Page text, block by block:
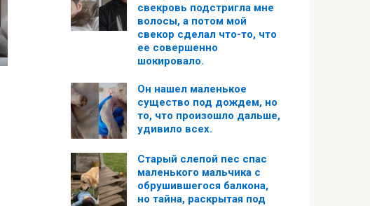
свекровь подстригла мне
волосы, а потом мой
свекор сделал что-то, что
ее совершенно
шокировало.
Он нашел маленькое
существо под дождем, но
то, что произошло дальше,
удивило всех.
Старый слепой пес спас
маленького мальчика с
обрушившегося балкона,
но тайна, раскрытая под